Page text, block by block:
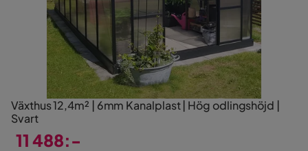
Växthus 12,4m² | 6mm Kanalplast | Hög odlingshöjd |
Svart
11 488:-